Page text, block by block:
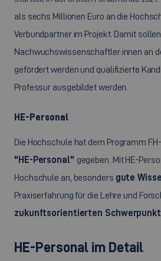
als sechs Millionen Euro an die
Verbundpartner im Projekt. Damit sollen
Nachwuchswissenschaftler:innen an
gefördert werden und qualifizierte
Professur ausgebildet werden.
HE-Personal
Die Hochschule hat dem Programm
"HE-Personal" gegeben. Mit HE-
Hochschule an, besonders gute
Praxiserfahrung für die Lehre und
zukunftsorientierten
HE-Personal im Detail